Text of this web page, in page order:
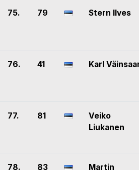
75. 79 Stern Ilves
76. 41 Karl
77. 81
Veiko
Liukanen
78. 83
Martin